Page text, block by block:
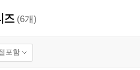
즈 (6개)
포함